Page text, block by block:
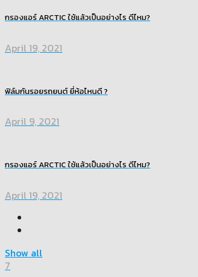
กรองแอร์ ARCTIC ใช้แล้วเป็นอย่างไร ดีไหม?
April 19, 2021
ฟิล์มกันรอยรถยนต์ ยี่ห้อไหนดี ?
April 9, 2021
กรองแอร์ ARCTIC ใช้แล้วเป็นอย่างไร ดีไหม?
April 19, 2021
Show all
7